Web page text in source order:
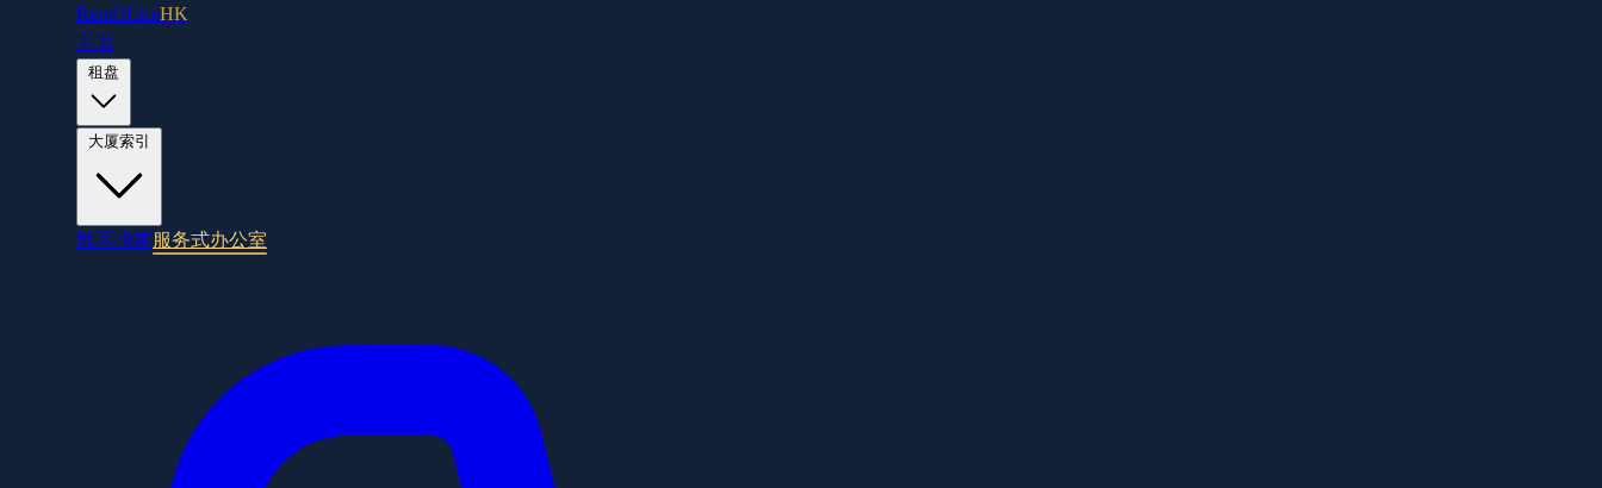
RentOfficeHK
主页
地区指南服务式办公室